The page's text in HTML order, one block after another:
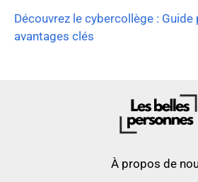
Découvrez le cybercollège : Guide
avantages clés
À propos de